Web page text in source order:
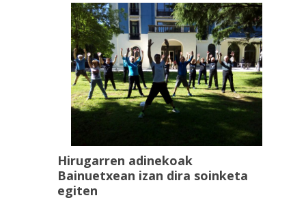
Hirugarren adinekoak
Bainuetxean izan dira soinketa
egiten